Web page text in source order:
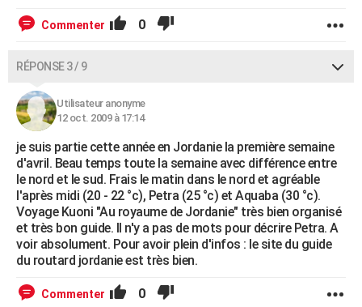
Commenter 0
RÉPONSE 3 / 9
Utilisateur anonyme
12 oct. 2009 à 17:14
je suis partie cette année en Jordanie la première semaine
d'avril. Beau temps toute la semaine avec différence entre
le nord et le sud. Frais le matin dans le nord et agréable
l'après midi (20 - 22 °c), Petra (25 °c) et Aquaba (30 °c).
Voyage Kuoni "Au royaume de Jordanie" très bien organisé
et très bon guide. Il n'y a pas de mots pour décrire Petra. A
voir absolument. Pour avoir plein d'infos : le site du guide
du routard jordanie est très bien.
Commenter 0